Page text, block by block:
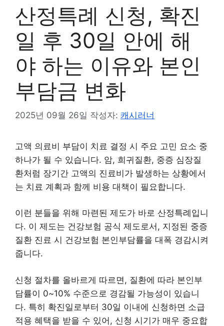
산정특례 신청, 확진
일 후 30일 안에 해
야 하는 이유와 본인
부담금 변화
2025년 09월 26일 작성자: 캐시러너
고액 의료비 부담이 치료 결정 시 주요 고민 요소 중
하나가 될 수 있습니다. 암, 희귀질환, 중증 심장질
환처럼 장기간 고액의 진료비가 발생하는 상황에서
는 치료 계획과 함께 비용 대책이 필요합니다.
이런 분들을 위해 마련된 제도가 바로 산정특례입니
다. 이 제도는 건강보험 공식 제도로서, 지정된 중증
질환 진료 시 건강보험 본인부담률을 대폭 경감시켜
줍니다.
신청 절차를 올바르게 따르면, 질환에 따라 본인부
담률이 0~10% 수준으로 경감될 가능성이 있습니
다. 특히 확진일로부터 30일 이내에 신청하면 소급
적용 혜택을 받을 수 있어, 신청 시기가 매우 중요합